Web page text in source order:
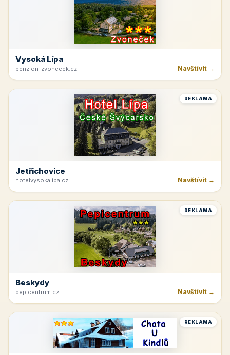
Vysoká Lípa
penzion-zvonecek.cz Navštívit →
REKLAMA
Jetřichovice
hotelvysokalipa.cz Navštívit →
REKLAMA
Beskydy
pepicentrum.cz Navštívit →
REKLAMA